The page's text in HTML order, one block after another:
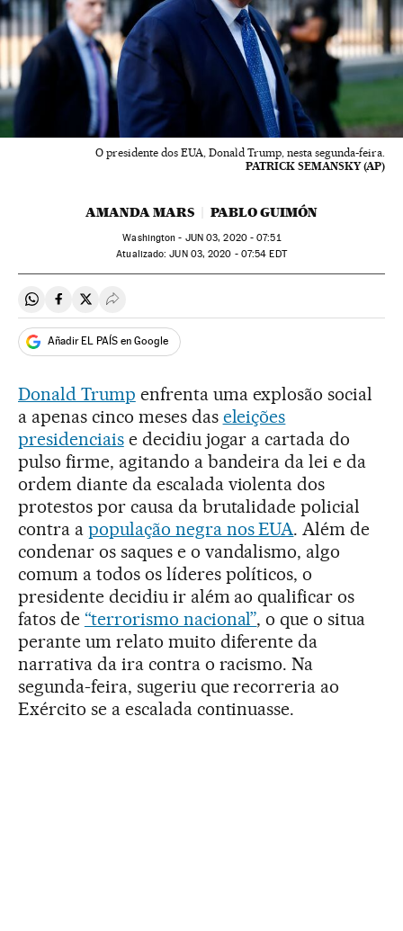
O presidente dos EUA, Donald Trump, nesta segunda-feira.
PATRICK SEMANSKY (AP)
AMANDA MARS PABLO GUIMÓN
Washington - JUN03, 2020 - 07:51
atualizado: JUN03, 2020 - 07:54 EDT
Compartir en Whatsapp
Compartir en Facebook
Compartir en Twitter
Desplegar Redes Sociales
Añadir EL PAÍS en Google
Donald Trump enfrenta uma explosão social
a apenas cinco meses das eleições
presidenciaise decidiu jogar a cartada do
pulso firme, agitando a bandeira da lei e da
ordem diante da escalada violenta dos
protestos por causa da brutalidade policial
contra a população negra nos EUA. Além de
condenar os saques e o vandalismo, algo
comum a todos os líderes políticos, o
presidente decidiu ir além ao qualificar os
fatos de “terrorismo nacional”, o que o situa
perante um relato muito diferente da
narrativa da ira contra o racismo. Na
segunda-feira, sugeriu que recorreria ao
Exército se a escalada continuasse.